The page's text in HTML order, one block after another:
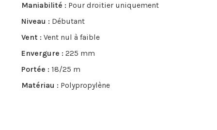
Maniabilité : Pour droitier uniquement
Niveau : Débutant
Vent : Vent nul à faible
Envergure : 225 mm
Portée : 18/25 m
Matériau : Polypropylène